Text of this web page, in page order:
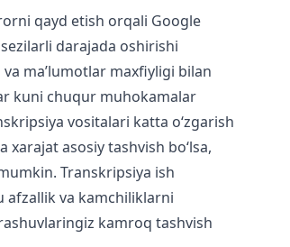
qayd etish orqali Google
darajada oshirishi
ma’lumotlar maxfiyligi bilan
kuni chuqur muhokamalar
vositalari katta o‘zgarish
xarajat asosiy tashvish bo‘lsa,
Transkripsiya ish
afzallik va kamchiliklarni
kamroq tashvish